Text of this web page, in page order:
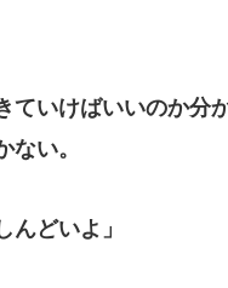
ていけばいいのか分
ない。
んどいよ」